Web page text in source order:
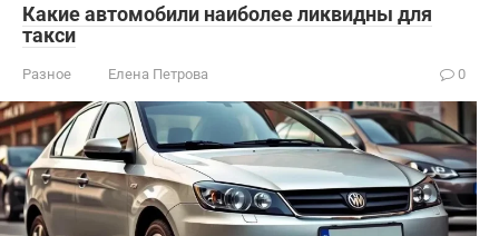
Какие автомобили наиболее ликвидны для
такси
Разное Елена Петрова 0